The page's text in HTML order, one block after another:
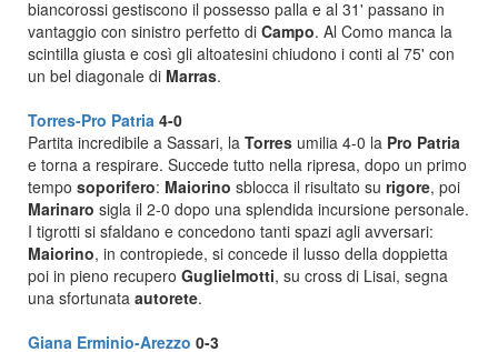
biancorossi gestiscono il possesso palla e al 31' passano in
vantaggio con sinistro perfetto di Campo. Al Como manca la
scintilla giusta e così gli altoatesini chiudono i conti al 75' con
un bel diagonale di Marras.
Torres-Pro Patria 4-0
Partita incredibile a Sassari, la Torres umilia 4-0 la Pro Patria
e torna a respirare. Succede tutto nella ripresa, dopo un primo
tempo soporifero: Maiorino sblocca il risultato su rigore, poi
Marinaro sigla il 2-0 dopo una splendida incursione personale.
I tigrotti si sfaldano e concedono tanti spazi agli avversari:
Maiorino, in contropiede, si concede il lusso della doppietta
poi in pieno recupero Guglielmotti, su cross di Lisai, segna
una sfortunata autorete.
Giana Erminio-Arezzo 0-3